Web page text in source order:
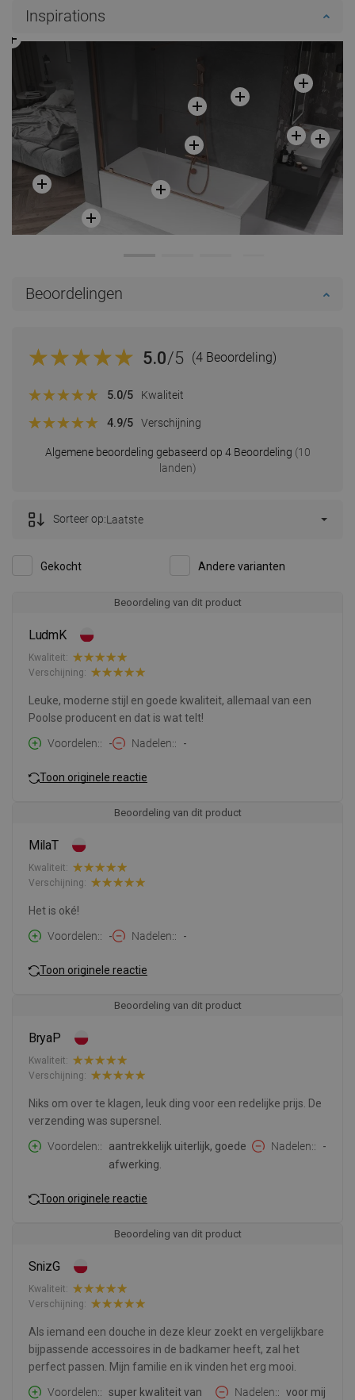
Inspirations
Beoordelingen
5.0/5 (4 Beoordeling)
Algemene beoordeling gebaseerd op 4 Beoordeling (10
landen)
5.0/5 Kwaliteit
4.9/5 Verschijning
Gekocht Andere varianten
Sorteer op:Laatste
Beoordeling van dit product
LudmK
Kwaliteit:
Verschijning:
Leuke, moderne stijl en goede kwaliteit, allemaal van een
Poolse producent en dat is wat telt!
Voordelen:
- Nadelen: -
Toon originele reactie
Beoordeling van dit product
MilaT
Kwaliteit:
Verschijning:
Het is oké!
Voordelen:
- Nadelen: -
Toon originele reactie
Beoordeling van dit product
BryaP
Kwaliteit:
Verschijning:
Niks om over te klagen, leuk ding voor een redelijke prijs. De
verzending was supersnel.
Voordelen:
aantrekkelijk uiterlijk, goede
afwerking.
Nadelen: -
Toon originele reactie
Beoordeling van dit product
SnizG
Kwaliteit:
Verschijning:
Als iemand een douche in deze kleur zoekt en vergelijkbare
bijpassende accessoires in de badkamer heeft, zal het
perfect passen. Mijn familie en ik vinden het erg mooi.
Voordelen:
super kwaliteit van
Nadelen:
voor mij